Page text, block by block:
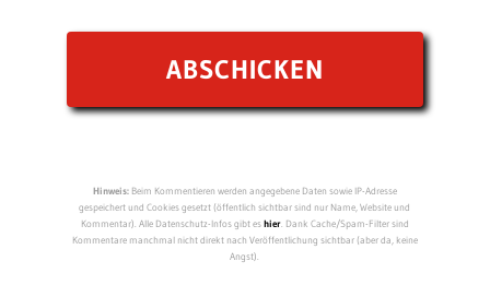
Hinweis:Beim Kommentieren werden angegebene Daten sowie IP-Adresse
gespeichert und Cookies gesetzt (öffentlich sichtbar sind nur Name, Website und
Kommentar). Alle Datenschutz-Infos gibt eshier. Dank Cache/Spam-Filter sind
Kommentare manchmal nicht direkt nach Veröffentlichung sichtbar (aber da, keine
Angst).